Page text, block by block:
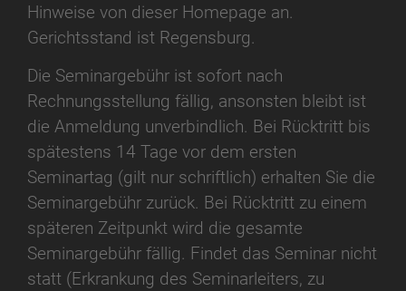
Hinweise von dieser Homepage an.
Gerichtsstand ist Regensburg.
Die Seminargebühr ist sofort nach
Rechnungsstellung fällig, ansonsten bleibt ist
die Anmeldung unverbindlich. Bei Rücktritt bis
spätestens 14 Tage vor dem ersten
Seminartag (gilt nur schriftlich) erhalten Sie die
Seminargebühr zurück. Bei Rücktritt zu einem
späteren Zeitpunkt wird die gesamte
Seminargebühr fällig. Findet das Seminar nicht
statt (Erkrankung des Seminarleiters, zu